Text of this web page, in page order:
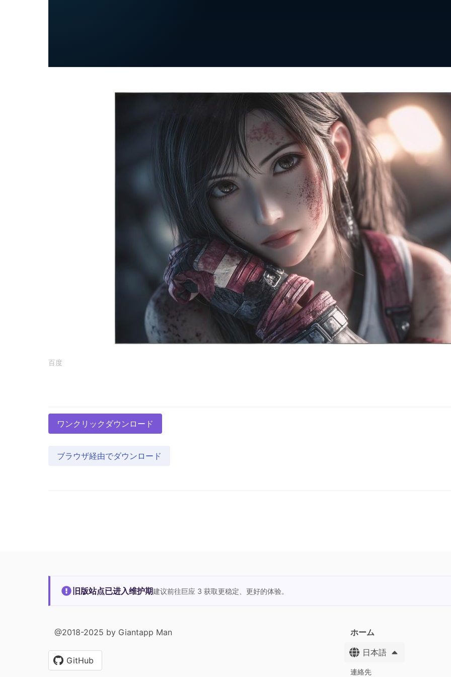
百度
ワンクリックダウンロード
ブラウザ経由でダウンロード
旧版站点已进入维护期建议前往巨应 3 获取更稳定、更好的体验。
@2018-2025 by Giantapp Man
GitHub
ホーム
日本語
連絡先